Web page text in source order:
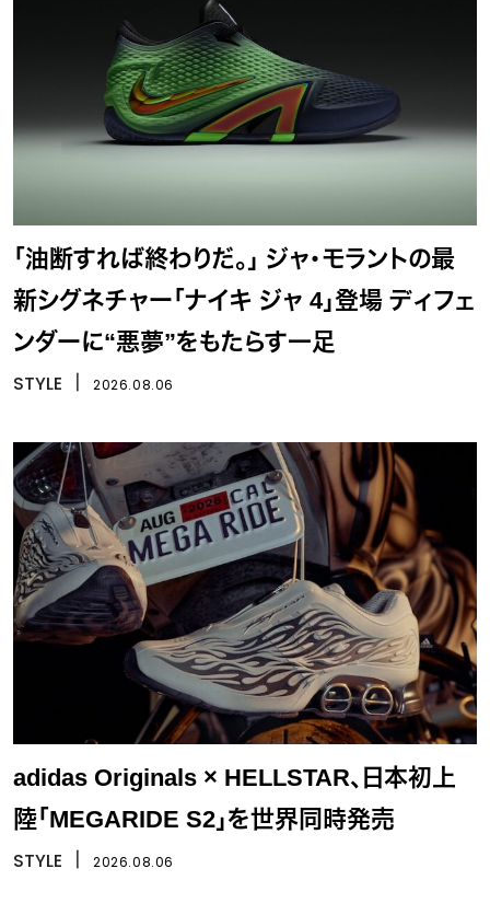
「油断すれば終わりだ。」 ジャ・モラントの最
新シグネチャー「ナイキ ジャ 4」登場 ディフェ
ンダーに“悪夢”をもたらす一足
STYLE 2026.08.06
adidas Originals × HELLSTAR、日本初上
陸「MEGARIDE S2」を世界同時発売
STYLE 2026.08.06